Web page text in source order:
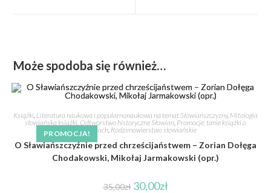
Może spodoba się również…
PROMOCJA!
Książki Literatura naukowa i popularnonaukowa na temat Słowiańszczyzny, Mitologia
słowiańska książki Odtwórstwo historyczne Słowian Promocje, tanie książki o
Słowianach, Rodzimowierstwo słowiańskie
O Sławiańszczyźnie przed chrześcijaństwem – Zorian Dołęga
Chodakowski, Mikołaj Jarmakowski (opr.)
35,00zł 30,00zł